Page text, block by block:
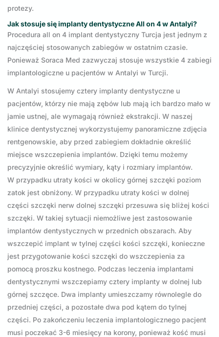
protezy.
Jakstosujesię implanty dentystyczne All on 4 w Antalyi?
Procedura all on 4 implant dentystyczny Turcja jest jednym z
najczęściej stosowanych zabiegów w ostatnim czasie.
Ponieważ Soraca Med zazwyczaj stosuje wszystkie 4 zabiegi
implantologiczne u pacjentów w Antalyi w Turcji.
W Antalyi stosujemy cztery implanty dentystyczne u
pacjentów, którzy nie mają zębów lub mają ich bardzo mało w
jamie ustnej, ale wymagają również ekstrakcji. W naszej
klinice dentystycznej wykorzystujemy panoramiczne zdjęcia
rentgenowskie, aby przed zabiegiem dokładnie określić
miejsce wszczepienia implantów. Dzięki temu możemy
precyzyjnie określić wymiary, kąty i rozmiary implantów.
W przypadku utraty kości w okolicy górnej szczęki poziom
zatok jest obniżony. W przypadku utraty kości w dolnej
części szczęki nerw dolnej szczęki przesuwa się bliżej kości
szczęki. W takiej sytuacji niemożliwe jest zastosowanie
implantów dentystycznych w przednich obszarach. Aby
wszczepić implant w tylnej części kości szczęki, konieczne
jest przygotowanie kości szczęki do wszczepienia za
pomocą proszku kostnego. Podczas leczenia implantami
dentystycznymi wszczepiamy cztery implanty w dolnej lub
górnej szczęce. Dwa implanty umieszczamy równolegle do
przedniej części, a pozostałe dwa pod kątem do tylnej
części. Po zakończeniu leczenia implantologicznego pacjent
musi poczekać 3-6 miesięcy na korony, ponieważ kość musi